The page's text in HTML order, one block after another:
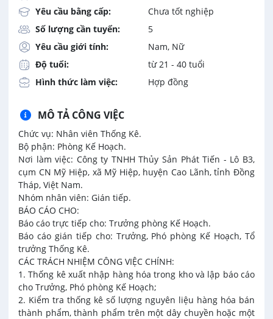
Yêu cầu bằng cấp:
Chưa tốt nghiệp
Số lượng cần tuyển:
5
Yêu cầu giới tính:
Nam, Nữ
Độ tuổi:
từ 21 - 40 tuổi
Hình thức làm việc:
Hợp đồng
MÔ TẢ CÔNG VIỆC
Chức vụ: Nhân viên Thống Kê.
Bộ phận: Phòng Kế Hoạch.
Nơi làm việc: Công ty TNHH Thủy Sản Phát Tiến - Lô B3,
cụm CN Mỹ Hiệp, xã Mỹ Hiệp, huyện Cao Lãnh, tỉnh Đồng
Tháp, Việt Nam.
Nhóm nhân viên: Gián tiếp.
BÁO CÁO CHO:
Báo cáo trực tiếp cho: Trưởng phòng Kế Hoạch.
Báo cáo gián tiếp cho: Trưởng, Phó phòng Kế Hoạch, Tổ
trưởng Thống Kê.
CÁC TRÁCH NHIỆM CÔNG VIỆC CHÍNH:
1. Thống kê xuất nhập hàng hóa trong kho và lập báo cáo
cho Trưởng, Phó phòng Kế Hoạch;
2. Kiểm tra thống kê số lượng nguyên liệu hàng hóa bán
thành phẩm, thành phẩm trên một dây chuyền hoặc một